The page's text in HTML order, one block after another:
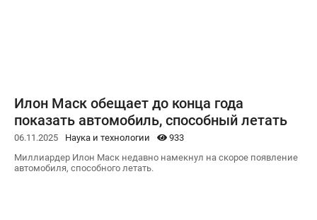
Илон Маск обещает до конца года
показать автомобиль, способный летать
06.11.2025 Наука и технологии
933
Миллиардер Илон Маск недавно намекнул на скорое появление
автомобиля, способного летать.